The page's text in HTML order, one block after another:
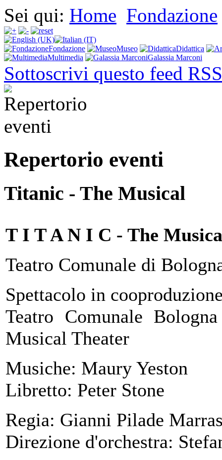
Sei qui: Home Fondazione
Fondazione Museo
Didattica
Multimedia
Galassia Marconi
Sottoscrivi questo feed RSS
Repertorio eventi
Titanic - The Musical
T I T A N I C - The
Teatro Comunale di
Spettacolo in
Teatro Comunale
Musical Theater
Musiche: Maury Yeston
Libretto: Peter Stone
Regia: Gianni Pilade
Direzione d'orchestra: